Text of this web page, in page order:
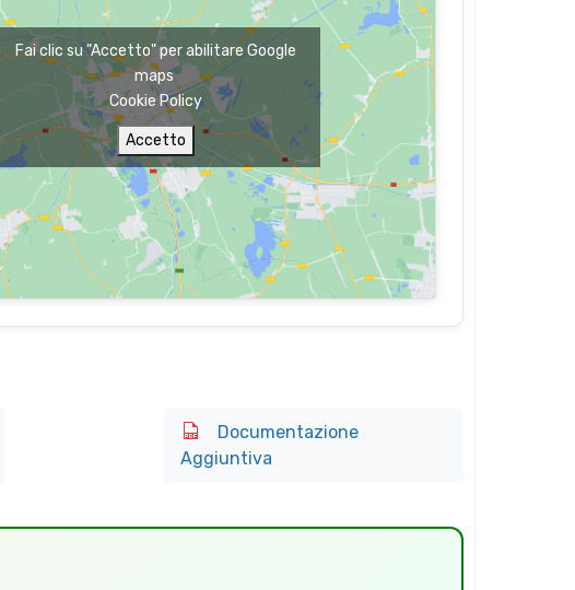
Fai clic su "Accetto" per abilitare Google
maps
Cookie Policy
Accetto
Documentazione
Aggiuntiva